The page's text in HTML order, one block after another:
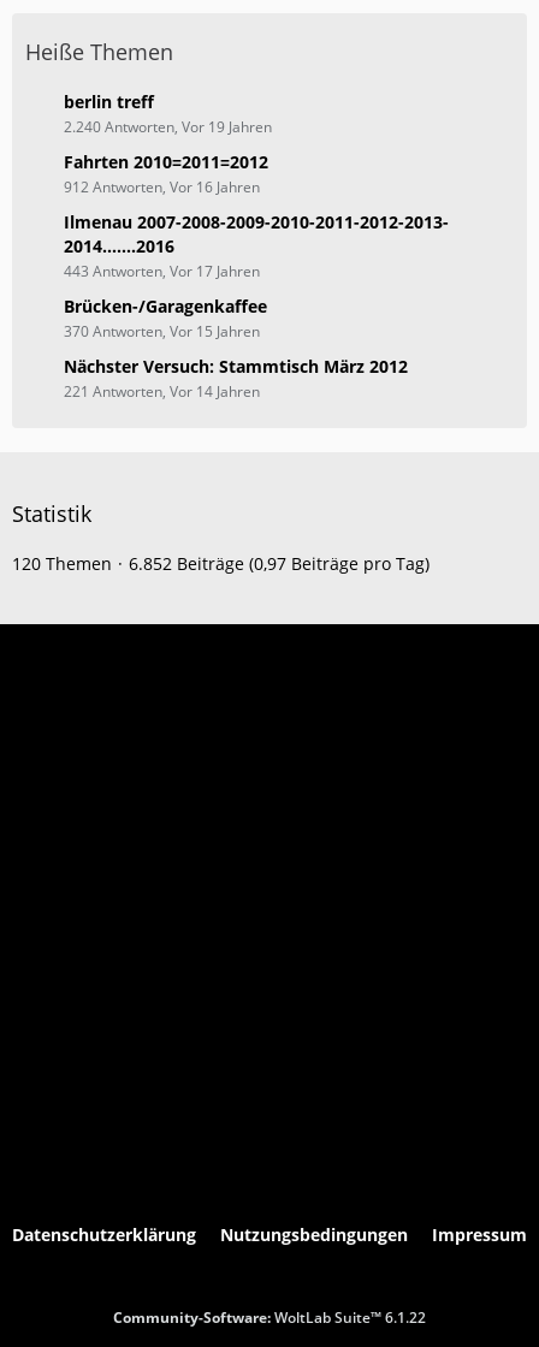
Heiße Themen
berlin treff
2.240 Antworten, Vor 19 Jahren
Fahrten 2010=2011=2012
912 Antworten, Vor 16 Jahren
Ilmenau 2007-2008-2009-2010-2011-2012-2013-
2014.......2016
443 Antworten, Vor 17 Jahren
Brücken-/Garagenkaffee
370 Antworten, Vor 15 Jahren
Nächster Versuch: Stammtisch März 2012
221 Antworten, Vor 14 Jahren
Statistik
120 Themen 6.852 Beiträge (0,97 Beiträge pro Tag)
Datenschutzerklärung Nutzungsbedingungen Impressum
Community-Software:WoltLab Suite™ 6.1.22